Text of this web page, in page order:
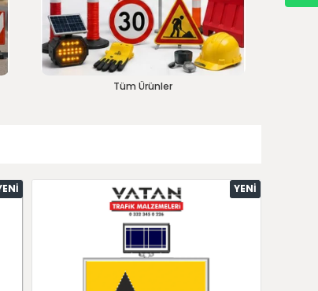
Tüm Ürünler
YENI